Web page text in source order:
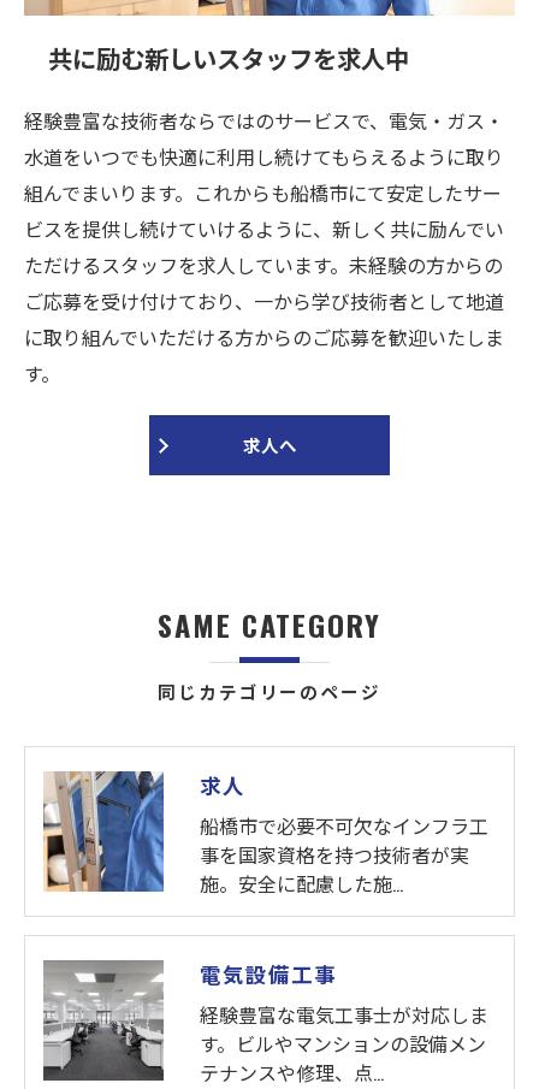
共に励む新しいスタッフを求人中
経験豊富な技術者ならではのサービスで、電気・ガス・
水道をいつでも快適に利用し続けてもらえるように取り
組んでまいります。これからも船橋市にて安定したサー
ビスを提供し続けていけるように、新しく共に励んでい
ただけるスタッフを求人しています。未経験の方からの
ご応募を受け付けており、一から学び技術者として地道
に取り組んでいただける方からのご応募を歓迎いたしま
す。
求人へ
同じカテゴリーのページ
SAME CATEGORY
求人
船橋市で必要不可欠なインフラ工
事を国家資格を持つ技術者が実
施。安全に配慮した施…
電気設備工事
経験豊富な電気工事士が対応しま
す。ビルやマンションの設備メン
テナンスや修理、点…